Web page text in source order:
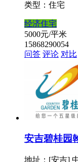
类型：住宅
经济住宅
5000元/平米
15868290054
问答 评论 对比
安吉碧桂园
地址：[安吉]